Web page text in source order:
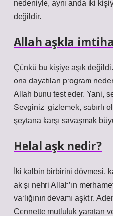
nedeniyle, aynı anda iki
değildir.
Allah aşkla
Çünkü bu kişiye aşık değildi.
ona dayatılan program
Allah bunu test eder. Yani,
Sevginizi gizlemek, sabırlı
şeytana karşı savaşmak
Helal aşk nedir?
İki kalbin birbirini dövmesi,
akışı nehri Allah’ın
varlığının devamı aşktır.
Cennette mutluluk yaratan